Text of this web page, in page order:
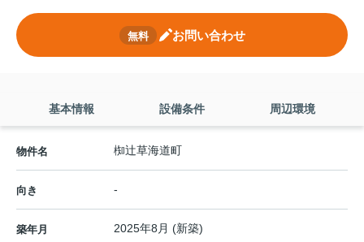
無料 お問い合わせ
基本情報 設備条件 周辺環境
物件名 椥辻草海道町
向き -
築年月 2025年8月 (新築)